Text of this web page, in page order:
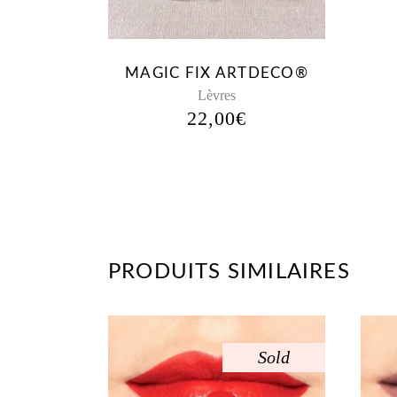
MAGIC FIX ARTDECO®
Lèvres
22,00€
PRODUITS SIMILAIRES
Sold